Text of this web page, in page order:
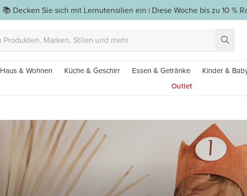
📚 Decken Sie sich mit Lernutensilien ein | Diese Woche bis zu 10 %
Haus & Wohnen Küche & Geschirr Essen & Getränke Kinder &
Outlet